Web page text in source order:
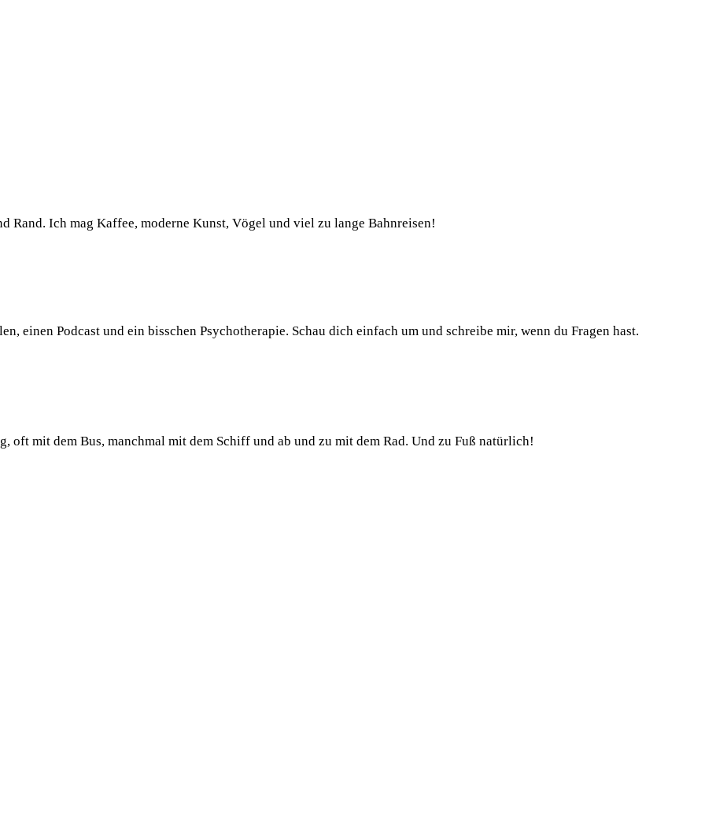
Rand. Ich mag Kaffee, moderne Kunst, Vögel und viel zu lange Bahnreisen!
einen Podcast und ein bisschen Psychotherapie. Schau dich einfach um und schreibe mir, wenn du Fragen hast.
oft mit dem Bus, manchmal mit dem Schiff und ab und zu mit dem Rad. Und zu Fuß natürlich!